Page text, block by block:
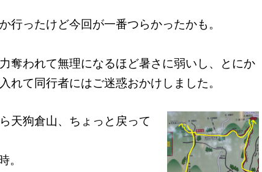
行ったけど今回が一番つらかったかも。
奪われて無理になるほど暑さに弱いし、とにか
れて同行者にはご迷惑おかけしました。
天狗倉山、ちょっと戻って
。